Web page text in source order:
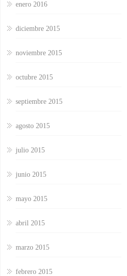
enero 2016
diciembre 2015
noviembre 2015
octubre 2015
septiembre 2015
agosto 2015
julio 2015
junio 2015
mayo 2015
abril 2015
marzo 2015
febrero 2015